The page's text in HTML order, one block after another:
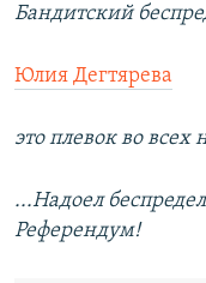
Бандитский
Юлия Дегтярева
это плевок во
...Надоел
Референдум!